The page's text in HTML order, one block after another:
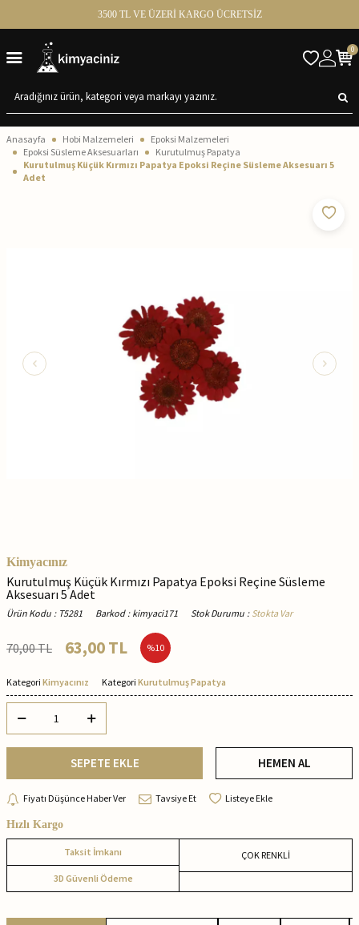
3500 TL VE ÜZERİ KARGO ÜCRETSİZ
0
Anasayfa Hobi Malzemeleri
Epoksi Malzemeleri
Epoksi Süsleme Aksesuarları
Kurutulmuş Papatya
Kurutulmuş Küçük Kırmızı Papatya Epoksi Reçine Süsleme Aksesuarı 5
Adet
Kimyacınız
Kurutulmuş Küçük Kırmızı Papatya Epoksi Reçine Süsleme
Aksesuarı 5 Adet
Ürün Kodu : T5281 Barkod : kimyaci171 Stok Durumu : Stokta Var
70,00TL 63,00TL %10
Kategori Kimyacınız Kategori Kurutulmuş Papatya
SEPETE EKLE HEMEN AL
Fiyatı Düşünce Haber Ver Tavsiye Et Listeye Ekle
Hızlı Kargo
Taksit İmkanı
3D Güvenli Ödeme
ÇOK RENKLİ